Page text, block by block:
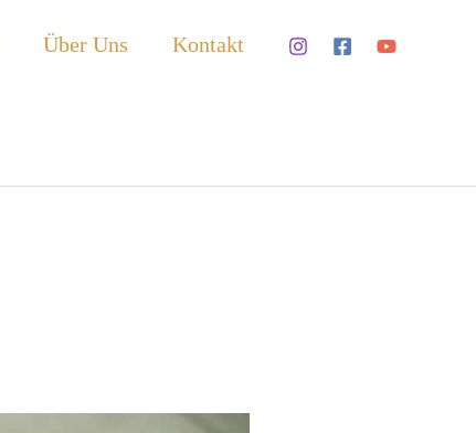
Über Uns Kontakt